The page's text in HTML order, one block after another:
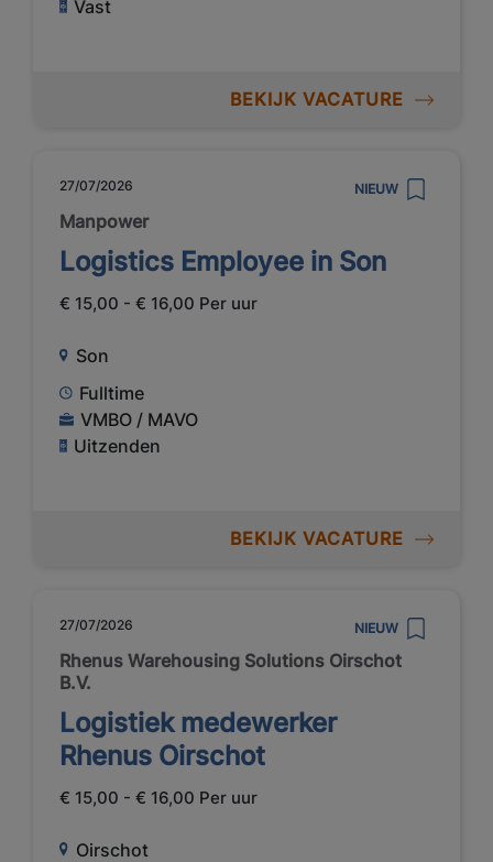
Vast
BEKIJK VACATURE
27/07/2026 NIEUW
Manpower
Logistics Employee in Son
€ 15,00 - € 16,00 Per uur
Son
Fulltime
VMBO / MAVO
Uitzenden
BEKIJK VACATURE
27/07/2026 NIEUW
Rhenus Warehousing Solutions Oirschot
B.V.
Logistiek medewerker
Rhenus Oirschot
€ 15,00 - € 16,00 Per uur
Oirschot